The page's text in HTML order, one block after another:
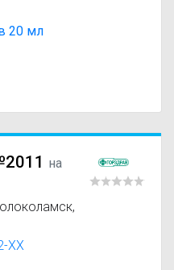
20 мл
на
XX